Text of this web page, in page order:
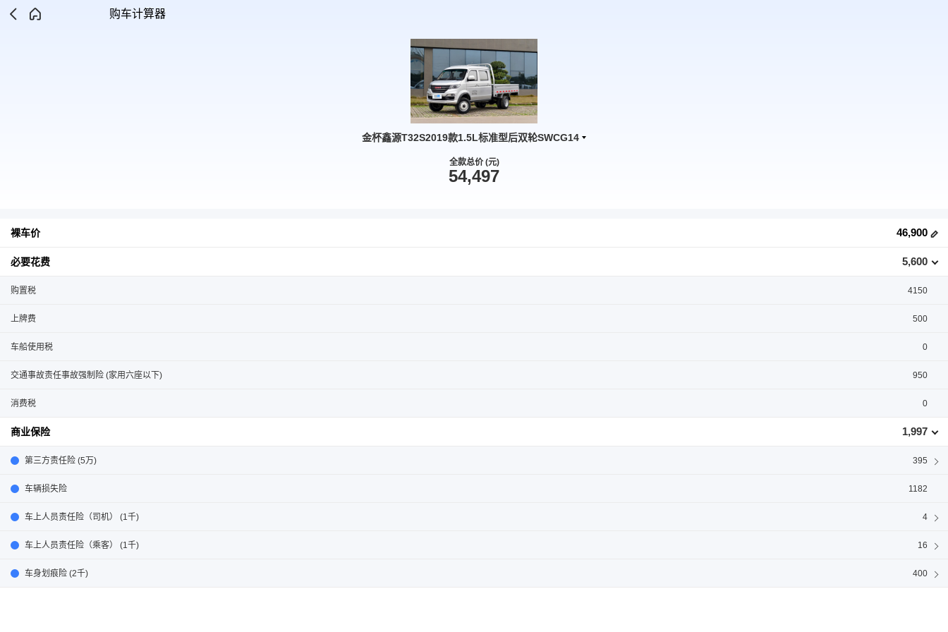
购车计算器
金杯鑫源T32S2019款1.5L标准型后双轮SWCG14
全款总价 (元)
54,497
裸车价 46,900
必要花费 5,600
购置税 4150
上牌费 500
车船使用税 0
交通事故责任事故强制险 (家用六座以下) 950
消费税 0
商业保险 1,997
第三方责任险 (5万) 395
车辆损失险 1182
车上人员责任险（司机） (1千) 4
车上人员责任险（乘客） (1千) 16
车身划痕险 (2千) 400